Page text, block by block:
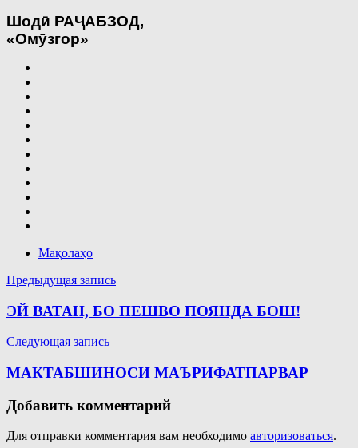
Шодӣ РАҶАБЗОД,
«Омӯзгор»
Мақолаҳо
Навигация
по
Предыдущая запись
ЭЙ ВАТАН, БО ПЕШВО ПОЯНДА БОШ!
Следующая запись
МАКТАБШИНОСИ МАЪРИФАТПАРВАР
Добавить комментарий
Для отправки комментария вам необходимо авторизоваться.